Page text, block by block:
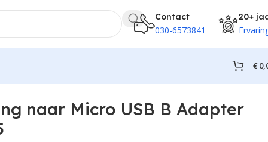
Contact
030-6573841
20+
€
naar Micro USB B Adapter